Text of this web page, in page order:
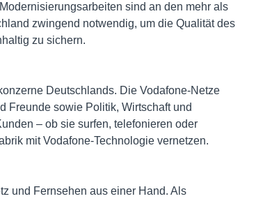
sind an den mehr als
zwingend notwendig, um die Qualität des
zu sichern.
Deutschlands. Die Vodafone-Netze
Freunde sowie Politik, Wirtschaft und
– ob sie surfen, telefonieren oder
mit Vodafone-Technologie vernetzen.
und Fernsehen aus einer Hand. Als